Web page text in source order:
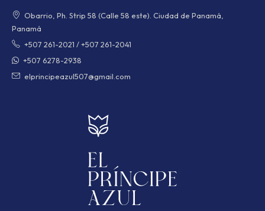
Obarrio, Ph. Strip 58 (Calle 58 este). Ciudad de Panamá,
Panamá
+507 261-2021 /+507 261-2041
+507 6278-2938
elprincipeazul507@gmail.com